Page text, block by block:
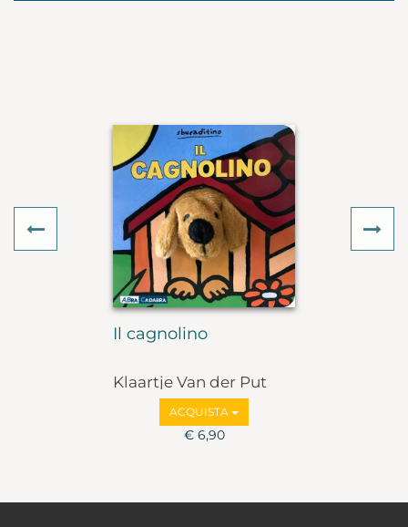
Il cagnolino
Klaartje Van der Put
ACQUISTA
€ 6,90
Previous